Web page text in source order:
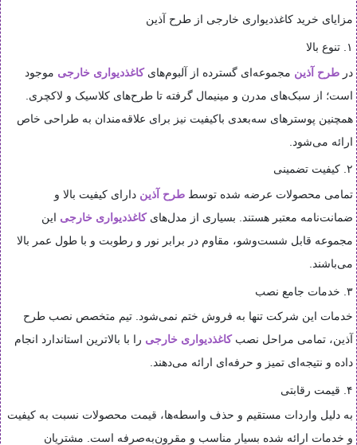
مزایای خرید کاغذدیواری خارجی از طرح آذین
۱. تنوع بالا
در طرح آذین مجموعه‌ای گسترده از آلبوم‌هایکاغذدیواری خارجی موجود
است؛ از سبک‌های مدرن و مینیمال گرفته تا طرح‌های کلاسیک و لاکچری.
همچنین پوسترهای سه‌بعدی باکیفیت نیز برای علاقه‌مندان به طراحی خاص
ارائه می‌شود.
۲. کیفیت تضمینی
تمامی محصولات عرضه شده توسط طرح آذین دارای کیفیت بالا و
ضمانت‌نامه معتبر هستند. بسیاری از مدل‌هایکاغذدیواری خارجی این
مجموعه قابل شست‌وشو، مقاوم در برابر نور و رطوبت و با طول عمر بالا
می‌باشند.
۳. خدمات جامع نصب
خدمات این شرکت تنها به فروش ختم نمی‌شود. تیم متخصص نصب طرح
آذین، تمامی مراحل نصبکاغذدیواری خارجی را با بالاترین استاندارد انجام
داده و نتیجه‌ای تمیز و حرفه‌ای ارائه می‌دهند.
۴. قیمت رقابتی
به دلیل واردات مستقیم و حذف واسطه‌ها، قیمت محصولات نسبت به کیفیت
و خدمات ارائه شده بسیار مناسب و مقرون‌به‌صرفه است. مشتریان